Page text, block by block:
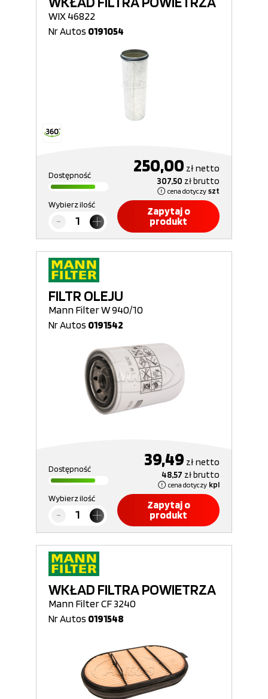
WIX 46822
Nr Autos 0191054
Dostępność 250,00 złnetto
307,50 złbrutto
cena dotyczy szt
Wybierz ilość
Zapytaj o
produkt
FILTR OLEJU
Mann Filter W 940/10
Nr Autos 0191542
Dostępność 39,49 złnetto
48,57 złbrutto
cena dotyczy kpl
Wybierz ilość
Zapytaj o
produkt
WKŁAD FILTRA POWIETRZA
Mann Filter CF 3240
Nr Autos 0191548